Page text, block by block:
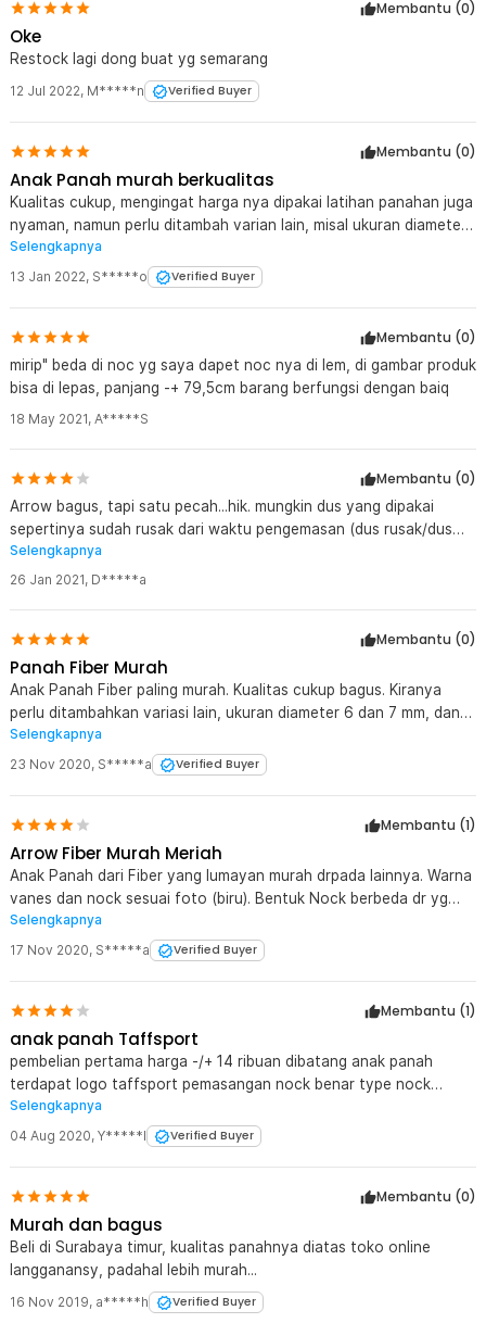
TaffSPORT menggunakan perpaduan material fiberglass, plastik,
dan besi berkualitas tinggi untuk daya tahan maksimal. Anak panah
tidak mudah rusak meski digunakan secara intens. Kualitas
premium ini membuatnya tahan lama dan efisien, karena Anda tidak
perlu sering mengganti anak panah.
Kelengkapan Produk
Rincian yang Anda dapatkan untuk pembelian produk ini:
1 x TaffSPORT Anak Panah Arrow Fiberglass Sport Equipment
Spine 800 - JH813
Membantu (0)
Oke
Restock lagi dong buat yg semarang
12 Jul 2022, M*****n Verified Buyer
Membantu (0)
Anak Panah murah berkualitas
Kualitas cukup, mengingat harga nya dipakai latihan panahan juga
nyaman, namun perlu ditambah varian lain, misal ukuran diameter
6mm & 7 mm juga ditambahkan warna selain Biru
Selengkapnya
13 Jan 2022, S*****o Verified Buyer
Membantu (0)
mirip" beda di noc yg saya dapet noc nya di lem, di gambar produk
bisa di lepas, panjang -+ 79,5cm barang berfungsi dengan baiq
18 May 2021, A*****S
Membantu (0)
Arrow bagus, tapi satu pecah...hik. mungkin dus yang dipakai
sepertinya sudah rusak dari waktu pengemasan (dus rusak/dus
bekas) jadi ketahananannya kurang dan waktu dipengiriman
terhimpit dan terbengkokkan, jadinya arrow pecah tapi tidak
Selengkapnya
26 Jan 2021, D*****a
Membantu (0)
Panah Fiber Murah
Anak Panah Fiber paling murah. Kualitas cukup bagus. Kiranya
perlu ditambahkan variasi lain, ukuran diameter 6 dan 7 mm, dan
warna selain Biru
Selengkapnya
23 Nov 2020, S*****a Verified Buyer
Membantu (1)
Arrow Fiber Murah Meriah
Anak Panah dari Fiber yang lumayan murah drpada lainnya. Warna
vanes dan nock sesuai foto (biru). Bentuk Nock berbeda dr yg
difoto
Selengkapnya
17 Nov 2020, S*****a Verified Buyer
Membantu (1)
anak panah Taffsport
pembelian pertama harga -/+ 14 ribuan dibatang anak panah
terdapat logo taffsport pemasangan nock benar type nock
tanam,diameter 8 mm, pembelian selanjutnya harga sekitar 7
ribuan, dibatang anak panah tdk terdapat logo taffsport,
pemasangan nock salah, type nock bungkus, diameter 7 mm, tp
Selengkapnya
04 Aug 2020, Y*****l Verified Buyer
Membantu (0)
Murah dan bagus
Beli di Surabaya timur, kualitas panahnya diatas toko online
langganansy, padahal lebih murah...
16 Nov 2019, a*****h Verified Buyer